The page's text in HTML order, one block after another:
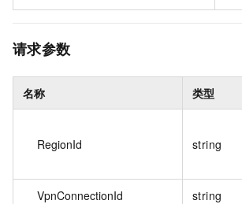
请求参数
名称 类型
RegionId string
VpnConnectionId string